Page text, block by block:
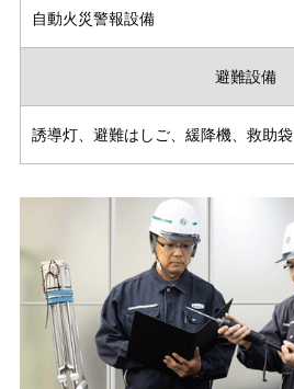
自動火災警報設備
避難設備
誘導灯、避難はしご、緩降機、救助袋